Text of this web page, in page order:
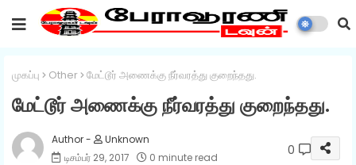
முகப்பு Other மேட்டூர் அணைக்கு நீர்வரத்து குறைந்தது.
மேட்டூர் அணைக்கு நீர்வரத்து குறைந்தது.
Unknown
டிசம்பர் 29, 2017
0 minute read 0